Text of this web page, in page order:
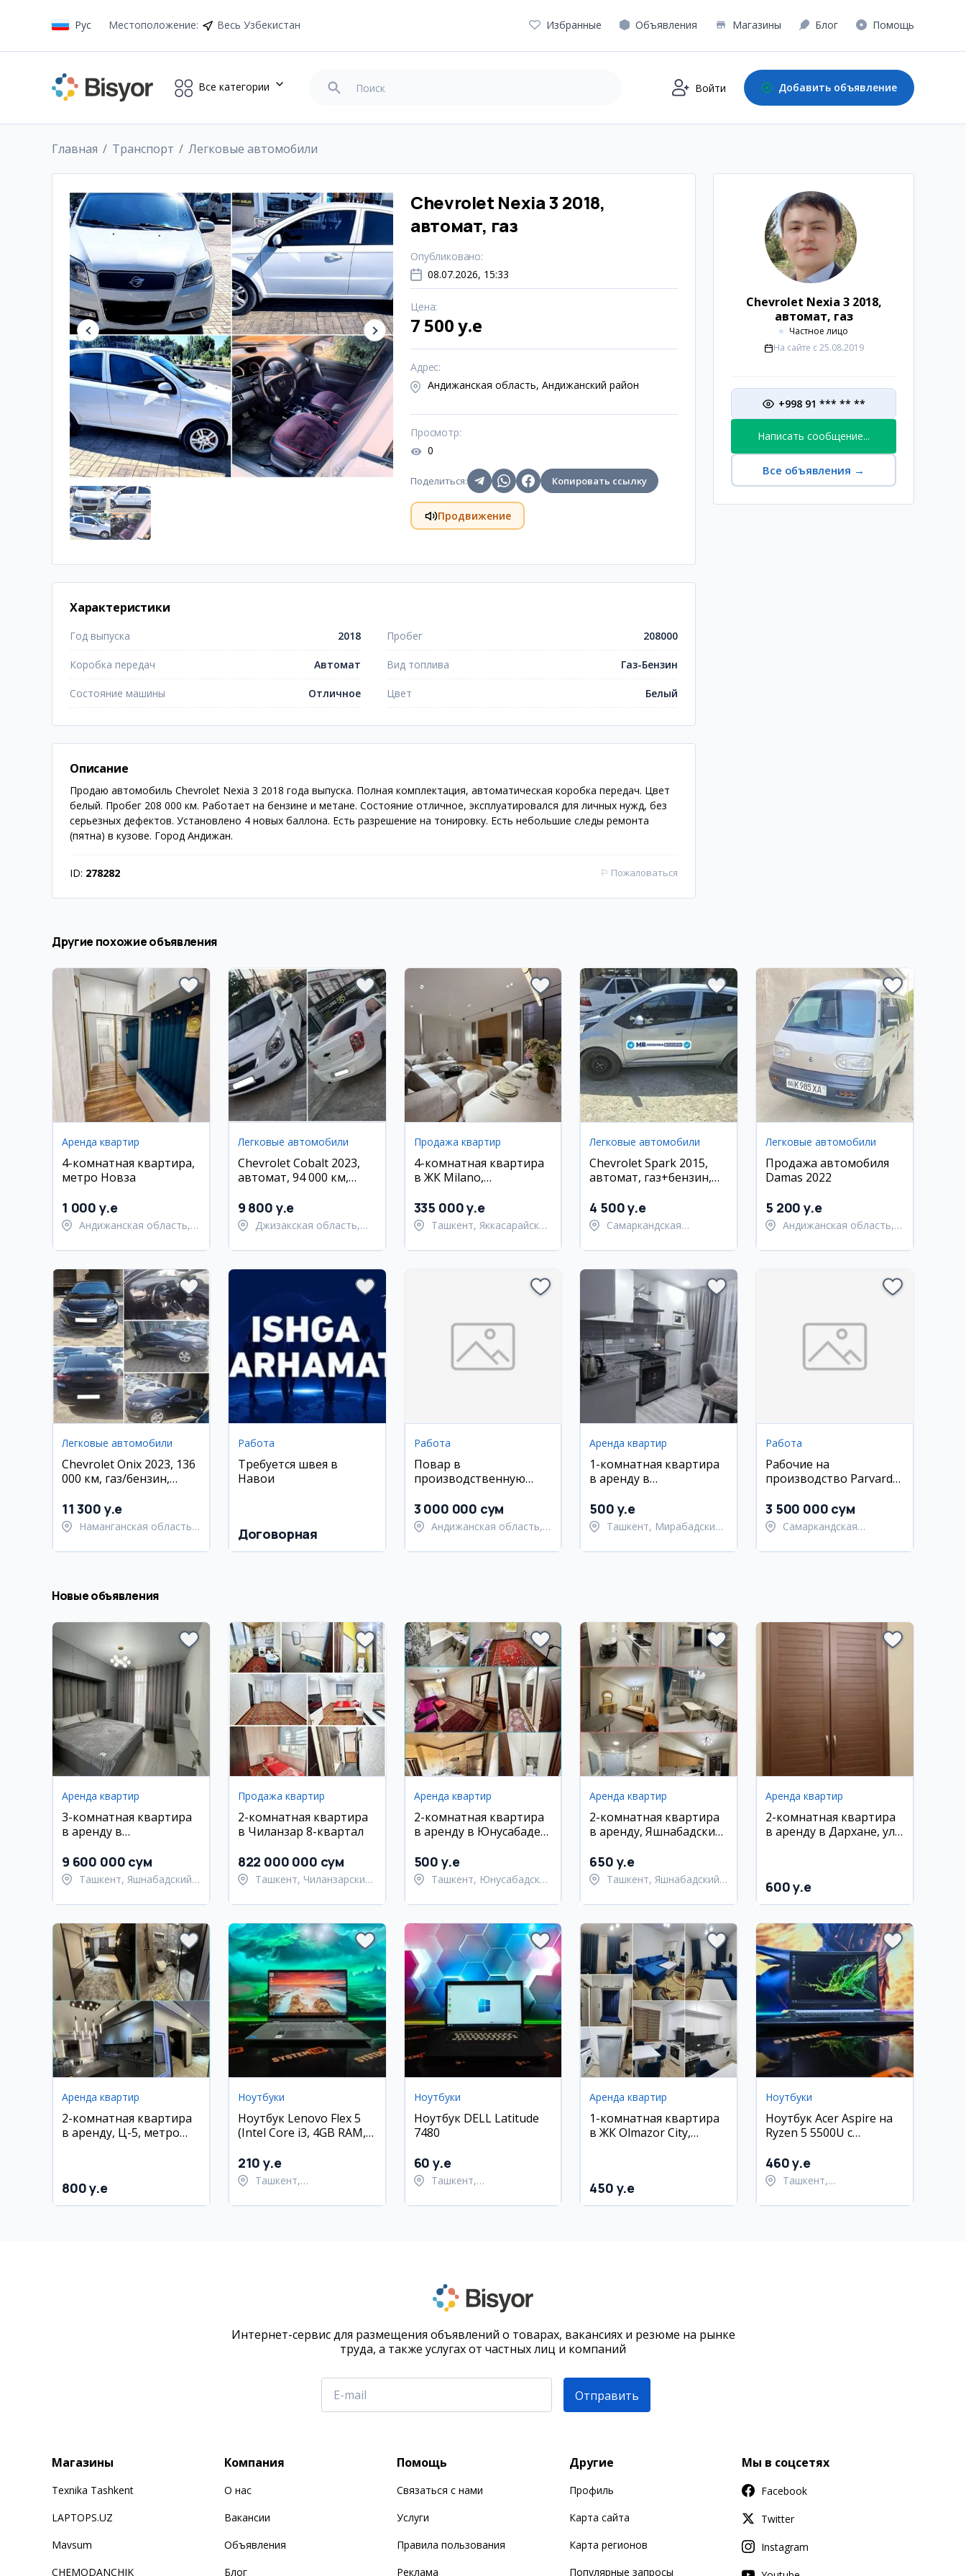
Рус Местоположение: Весь Узбекистан Избранные Объявления Магазины Блог Помощь
Все категории Войти Добавить объявление
Главная Транспорт Легковые автомобили
Chevrolet Nexia 3 2018,
автомат, газ
Опубликовано:
08.07.2026, 15:33
Цена:
7 500 y.e
Адрес:
Андижанская область, Андижанский район
Просмотр:
0
Поделиться: Копировать ссылку
Продвижение
Характеристики
Год выпуска 2018 Пробег 208000
Коробка передач Автомат Вид топлива Газ-Бензин
Состояние машины Отличное Цвет Белый
Описание
Продаю автомобиль Chevrolet Nexia 3 2018 года выпуска. Полная комплектация, автоматическая коробка передач. Цвет
белый. Пробег 208 000 км. Работает на бензине и метане. Состояние отличное, эксплуатировался для личных нужд, без
серьезных дефектов. Установлено 4 новых баллона. Есть разрешение на тонировку. Есть небольшие следы ремонта
(пятна) в кузове. Город Андижан.
ID: 278282 ⚐ Пожаловаться
Chevrolet Nexia 3 2018,
автомат, газ
Частное лицо
На сайте с 25.08.2019
+998 91 *** ** **
Написать сообщение...
Все объявления →
Другие похожие объявления
Аренда квартир
4-комнатная квартира,
метро Новза
1 000 y.e
Андижанская область,
Легковые автомобили
Chevrolet Cobalt 2023,
автомат, 94 000 км,
9 800 y.e
Джизакская область,
Продажа квартир
4-комнатная квартира
в ЖК Milano,
135 кв.м
335 000 y.e
Ташкент, Яккасарайский
Легковые автомобили
Chevrolet Spark 2015,
автомат, газ+бензин,
4 500 y.e
Самаркандская
Самаркандский район
Легковые автомобили
Продажа автомобиля
Damas 2022
5 200 y.e
Андижанская область,
Легковые автомобили
Chevrolet Onix 2023, 136
000 км, газ/бензин,
11 300 y.e
Наманганская область,
Работа
Требуется швея в
Навои
Договорная
Работа
Повар в
производственную
3 000 000 сум
Андижанская область,
Аренда квартир
1-комнатная квартира
в аренду в
500 y.e
Ташкент, Мирабадский
Работа
Рабочие на
производство Parvarda
3 500 000 сум
Самаркандская
Самаркандский район
Новые объявления
Аренда квартир
3-комнатная квартира
в аренду в
Махтумкули
9 600 000 сум
Ташкент, Яшнабадский
Продажа квартир
2-комнатная квартира
в Чиланзар 8-квартал
822 000 000 сум
Ташкент, Чиланзарский
Аренда квартир
2-комнатная квартира
в аренду в Юнусабаде
500 y.e
Ташкент, Юнусабадский
Аренда квартир
2-комнатная квартира
в аренду, Яшнабадский
650 y.e
Ташкент, Яшнабадский
Аренда квартир
2-комнатная квартира
в аренду в Дархане, ул.
600 y.e
Аренда квартир
2-комнатная квартира
в аренду, Ц-5, метро
800 y.e
Ноутбуки
Ноутбук Lenovo Flex 5
(Intel Core i3, 4GB RAM,
210 y.e
Ташкент,
Ноутбуки
Ноутбук DELL Latitude
7480
60 y.e
Ташкент,
Аренда квартир
1-комнатная квартира
в ЖК Olmazor City,
450 y.e
Ноутбуки
Ноутбук Acer Aspire на
Ryzen 5 5500U с
460 y.e
Ташкент,
Интернет-сервис для размещения объявлений о товарах, вакансиях и резюме на рынке
труда, а также услугах от частных лиц и компаний
Отправить
Магазины
Texnika Tashkent
LAPTOPS.UZ
Mavsum
CHEMODANCHIK
Компания
О нас
Вакансии
Объявления
Блог
Помощь
Связаться с нами
Услуги
Правила пользования
Реклама
Другие
Профиль
Карта сайта
Карта регионов
Популярные запросы
Мы в соцсетях
Facebook
Twitter
Instagram